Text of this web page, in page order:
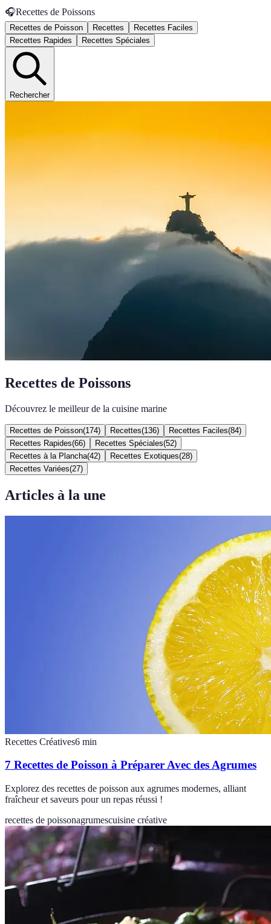
🎧Recettes de Poissons
Recettes de Poisson Recettes
Recettes Faciles
Recettes Rapides
Recettes Spéciales
Rechercher
Recettes de Poissons
Découvrez le meilleur de la cuisine marine
Recettes de Poisson(174) Recettes(136) Recettes Faciles(84)
Recettes Rapides(66) Recettes Spéciales(52)
Recettes à la Plancha(42) Recettes Exotiques(28)
Recettes Variées(27)
Articles à la une
Recettes Créatives6 min
7 Recettes de Poisson à Préparer Avec des Agrumes
Explorez des recettes de poisson aux agrumes modernes, alliant
fraîcheur et saveurs pour un repas réussi !
recettes de poissonagrumescuisine créative